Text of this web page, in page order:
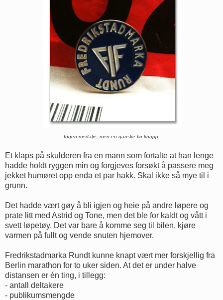
Ingen medalje, men en ganske fin knapp.
Et klaps på skulderen fra en mann som fortalte at han lenge
hadde holdt ryggen min og forgjeves forsøkt å passere meg
jekket humøret opp enda et par hakk. Skal ikke så mye til i
grunn.
Det hadde vært gøy å bli igjen og heie på andre løpere og
prate litt med Astrid og Tone, men det ble for kaldt og vått i
svett løpetøy. Det var bare å komme seg til bilen, kjøre
varmen på fullt og vende snuten hjemover.
Fredrikstadmarka Rundt kunne knapt vært mer forskjellig fra
Berlin marathon for to uker siden. At det er under halve
distansen er én ting, i tillegg:
- antall deltakere
- publikumsmengde